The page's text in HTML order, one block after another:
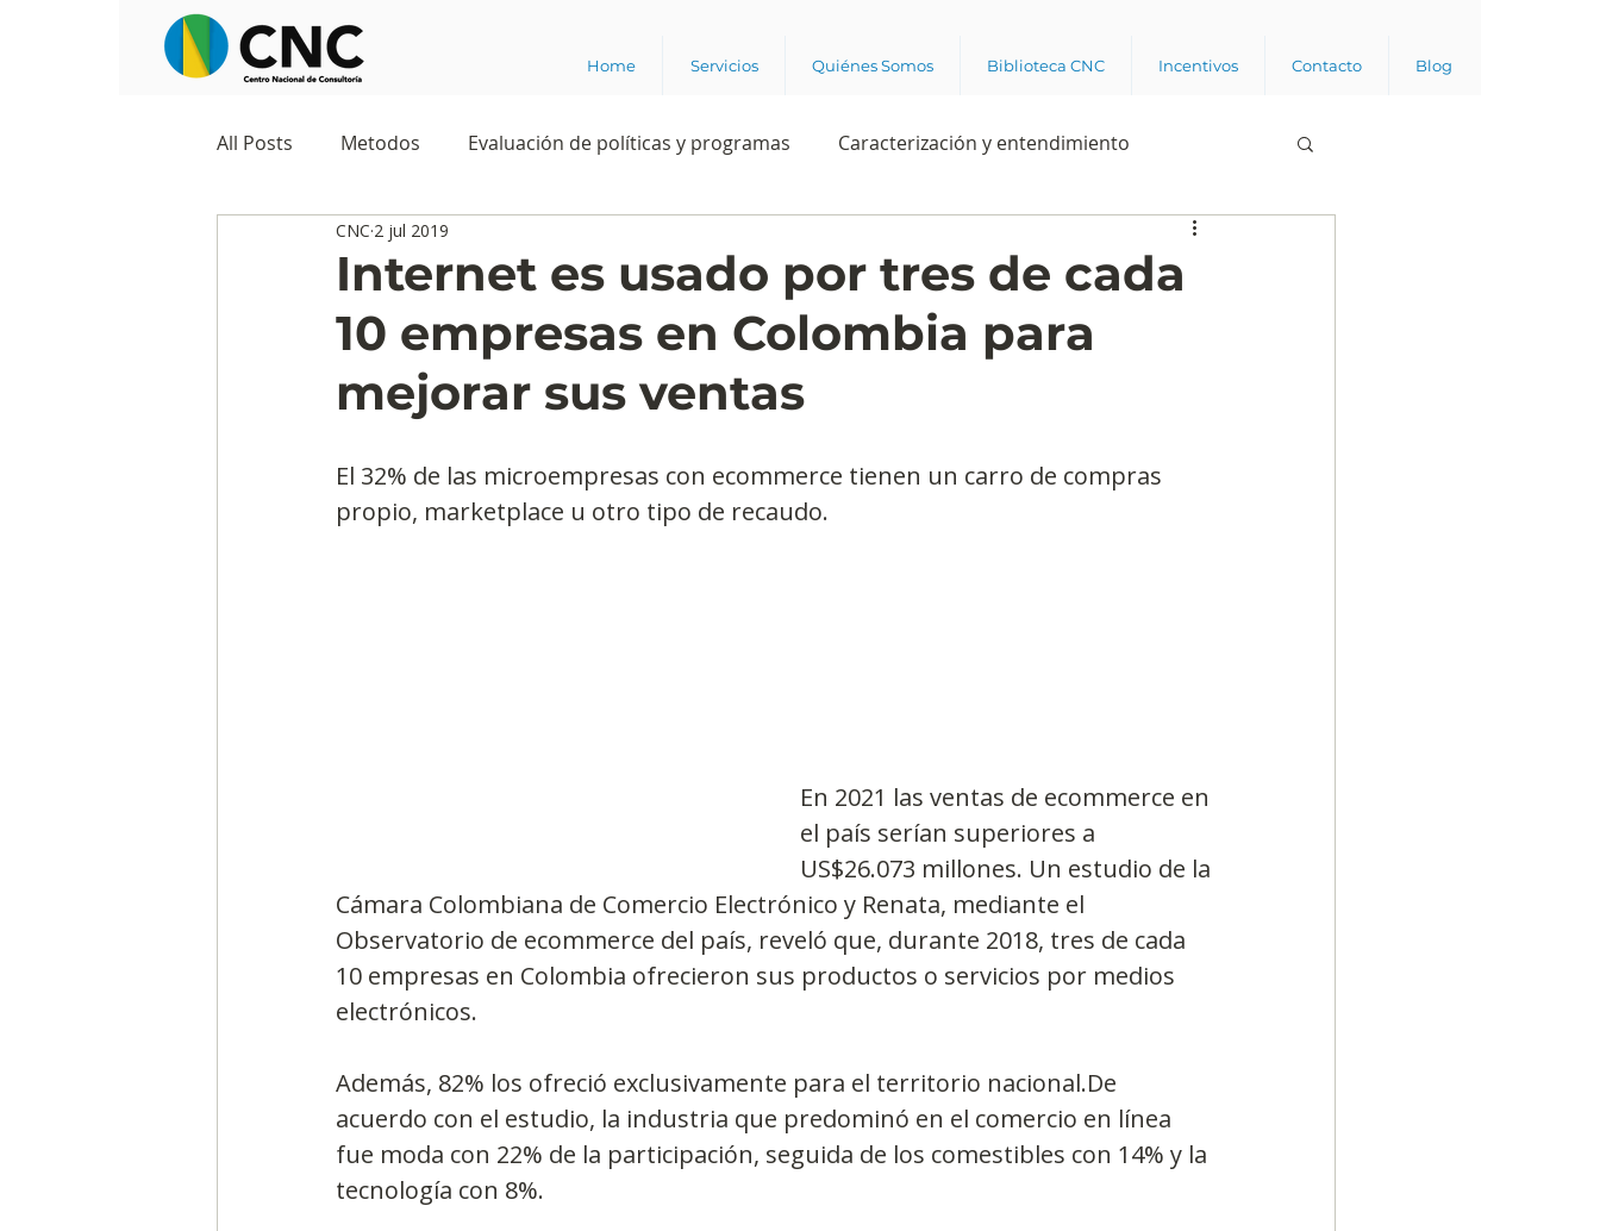
Home Servicios Quiénes Somos Biblioteca CNC Incentivos Contacto Blog
All Posts Metodos Evaluación de políticas y programas Caracterización y entendimiento
Observatorios sociales Business analytics
Predicciones y tendencias Rating Política Intención de voto Consultas de opinión pública
Ecommerce Reputación de los grupos de interés Marca y posicionamiento
Internet es usado por tres de cada
10 empresas en Colombia para
mejorar sus ventas
CNC 2 jul 2019
El 32% de las microempresas con ecommerce tienen un carro de compras
propio, marketplace u otro tipo de recaudo.
En 2021 las ventas de ecommerce en
el país serían superiores a
US$26.073 millones. Un estudio de la
Cámara Colombiana de Comercio Electrónico y Renata, mediante el
Observatorio de ecommerce del país, reveló que, durante 2018, tres de cada
10 empresas en Colombia ofrecieron sus productos o servicios por medios
electrónicos.
Además, 82% los ofreció exclusivamente para el territorio nacional.De
acuerdo con el estudio, la industria que predominó en el comercio en línea
fue moda con 22% de la participación, seguida de los comestibles con 14% y la
tecnología con 8%.